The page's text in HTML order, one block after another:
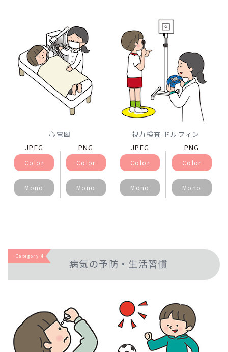
心電図
JPEG
Color
Mono
PNG
Color
Mono
視力検査 ドルフィン
JPEG
Color
Mono
PNG
Color
Mono
Category 4
病気の予防・生活習慣